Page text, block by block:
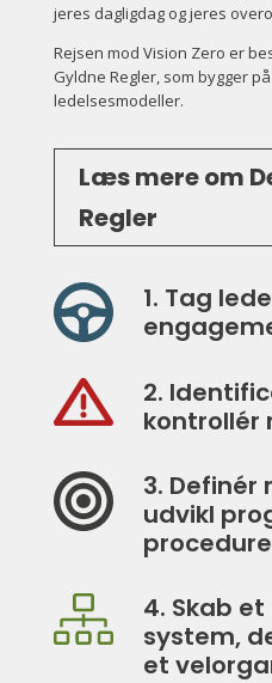
jeres dagligdag og jeres
Rejsen mod Vision Zero er
Gyldne Regler, som bygger
ledelsesmodeller.
Læs mere om
Regler
1. Tag
2.
kontrollér
3.
udvikl
4. Skab
system,
et